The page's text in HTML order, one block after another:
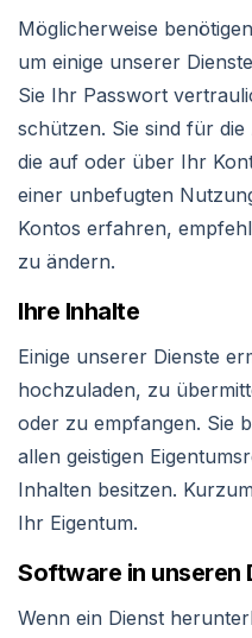
Möglicherweise
um einige unserer
Sie Ihr Passwort
schützen. Sie sind für
die auf oder über Ihr
einer unbefugten
Kontos erfahren,
zu ändern.
Ihre Inhalte
Einige unserer Dienste
hochzuladen, zu
oder zu empfangen. Sie
allen geistigen
Inhalten besitzen.
Ihr Eigentum.
Software in unseren
Wenn ein Dienst